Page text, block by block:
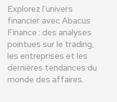
Explorez l’univers
financier avec Abacus
Finance : des analyses
pointues sur le trading,
les entreprises et les
dernières tendances du
monde des affaires.